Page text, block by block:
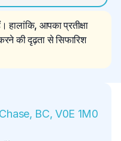
हालांकि, आपका प्रतीक्षा
की दृढ़ता से सिफारिश
BC, V0E 1M0